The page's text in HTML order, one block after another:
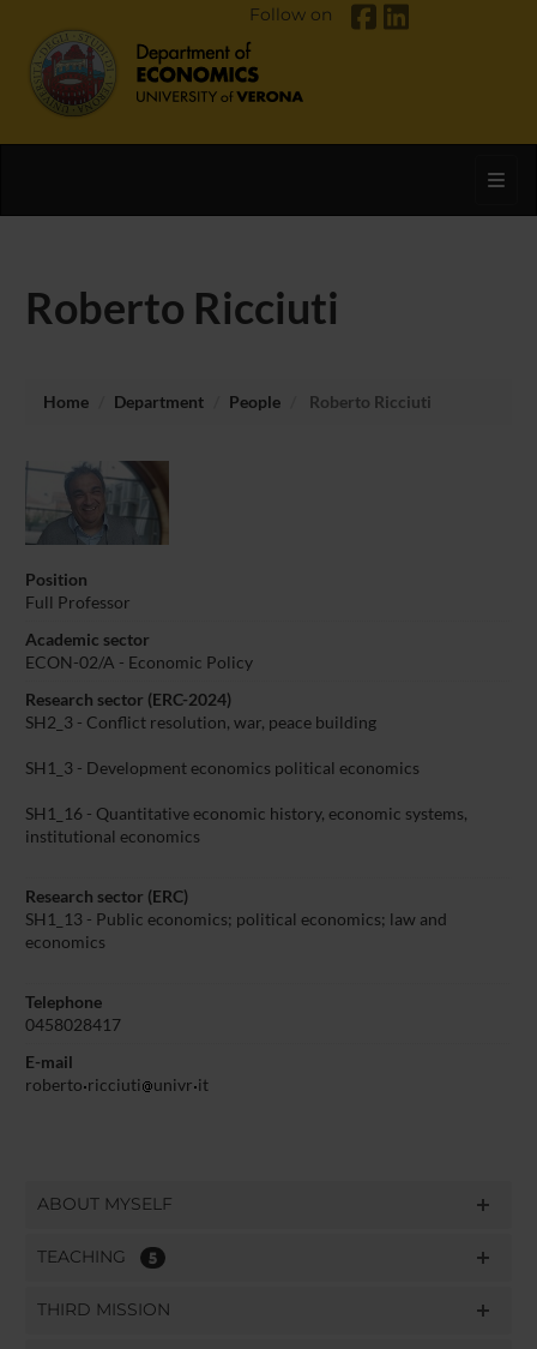
Follow on
Roberto Ricciuti
Home Department People Roberto Ricciuti
Position
Full Professor
Academic sector
ECON-02/A - Economic Policy
Research sector (ERC-2024)
SH2_3 - Conflict resolution, war, peace building
SH1_3 - Development economics political economics
SH1_16 - Quantitative economic history, economic systems,
institutional economics
Research sector (ERC)
SH1_13 - Public economics; political economics; law and
economics
Telephone
0458028417
E-mail
roberto ricciuti univr it
ABOUT MYSELF
TEACHING 5
THIRD MISSION